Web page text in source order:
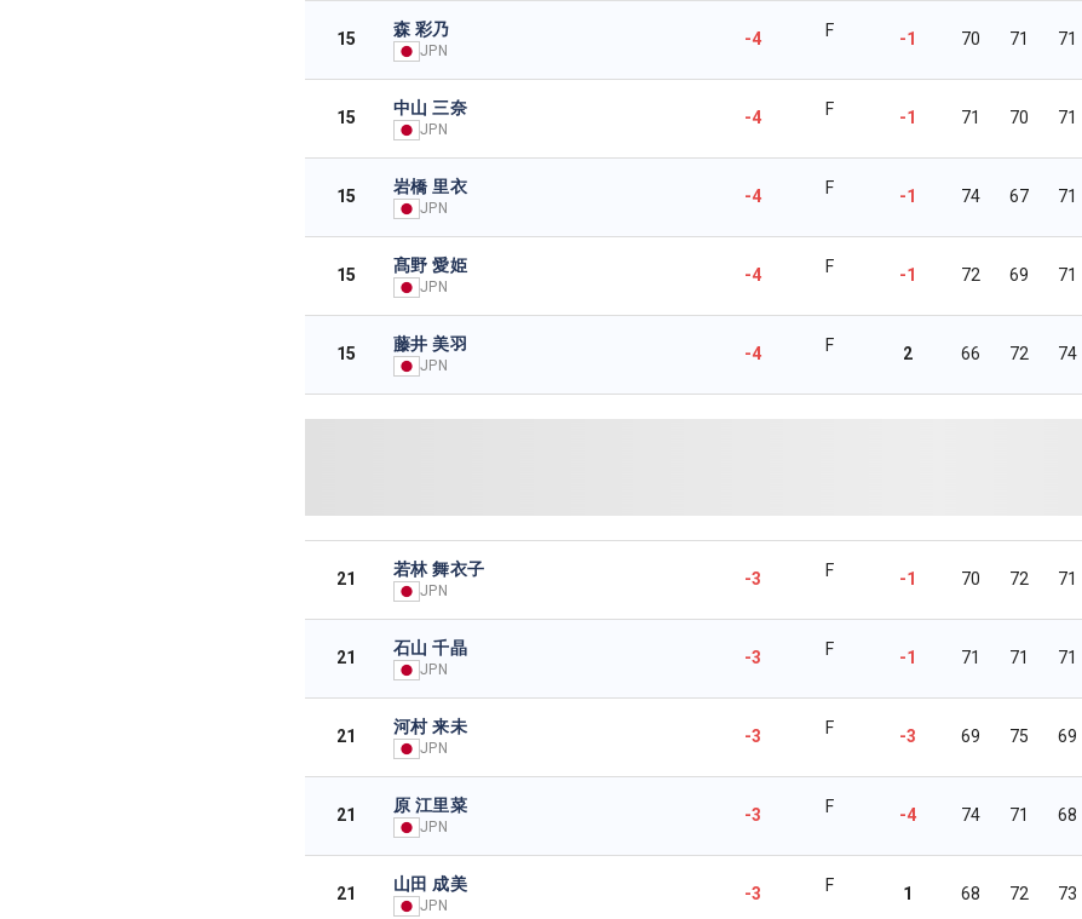
15 森 彩乃
JPN
-4 F -1 70 71 71
15 中山 三奈
JPN
-4 F -1 71 70 71
15 岩橋 里衣
JPN
-4 F -1 74 67 71
15 髙野 愛姫
JPN
-4 F -1 72 69 71
15 藤井 美羽
JPN
-4 F 2 66 72 74
21 若林 舞衣子
JPN
-3 F -1 70 72 71
21 石山 千晶
JPN
-3 F -1 71 71 71
21 河村 来未
JPN
-3 F -3 69 75 69
21 原 江里菜
JPN
-3 F -4 74 71 68
21 山田 成美
JPN
-3 F 1 68 72 73